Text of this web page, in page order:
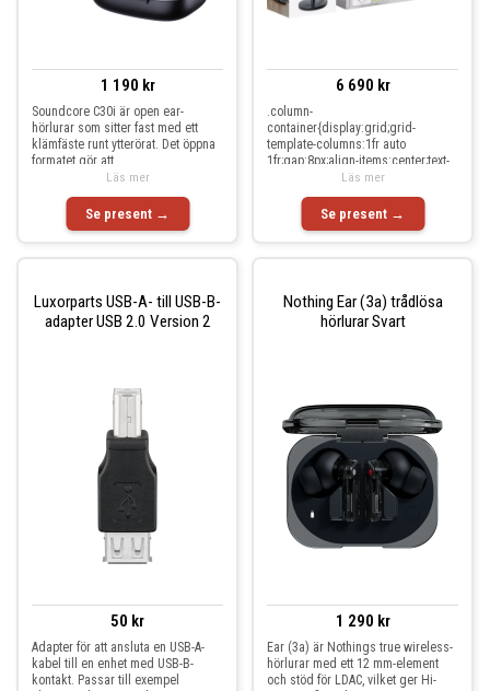
1 190 kr
Soundcore C30i är open ear-
hörlurar som sitter fast med ett
klämfäste runt ytterörat. Det öppna
formatet gör att
Se present →
Läs mer
6 690 kr
.column-
container{display:grid;grid-
template-columns:1fr auto
1fr;gap:8px;align-items:center;text-
align:center}.column-c
Se present →
Läs mer
Luxorparts USB-A- till USB-B-
adapter USB 2.0 Version 2
50 kr
Adapter för att ansluta en USB-A-
kabel till en enhet med USB-B-
kontakt. Passar till exempel
Nothing Ear (3a) trådlösa
hörlurar Svart
1 290 kr
Ear (3a) är Nothings true wireless-
hörlurar med ett 12 mm-element
och stöd för LDAC, vilket ger Hi-